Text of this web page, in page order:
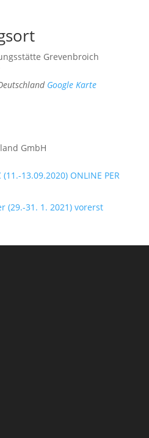
Grevenbroich
Google Karte
GmbH
13.09.2020) ONLINE PER
(29.-31. 1. 2021) vorerst